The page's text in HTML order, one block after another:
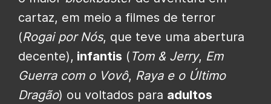
cartaz, em meio a filmes de terror
(Rogai por Nós, que teve uma abertura
decente), infantis ( Tom & Jerry, Em
Guerra com o Vovô, Raya e o Último
Dragão) ou voltados para adultos